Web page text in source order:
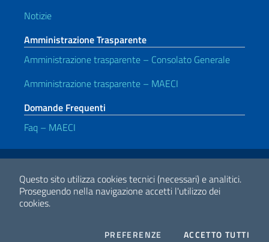
Questo sito utilizza cookies tecnici (necessari) e analitici.
Proseguendo nella navigazione accetti l'utilizzo dei
cookies.
PREFERENZE COOKIESACCETTO TUTTI
Notizie
Amministrazione Trasparente
Amministrazione trasparente – Consolato Generale
Amministrazione trasparente – MAECI
Domande Frequenti
Faq – MAECI
Link Utili